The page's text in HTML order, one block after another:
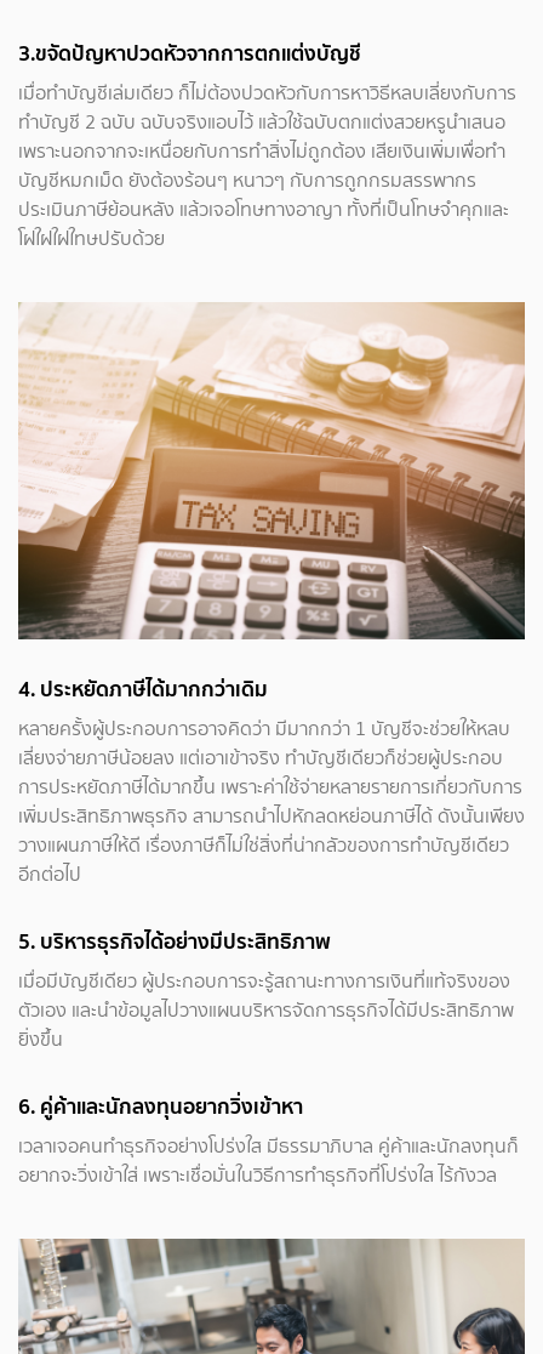
3.ขจัดปัญหาปวดหัวจากการตกแต่งบัญชี
เมื่อทำบัญชีเล่มเดียว ก็ไม่ต้องปวดหัวกับการหาวิธีหลบเลี่ยงกับการ
ทำบัญชี 2 ฉบับ ฉบับจริงแอบไว้ แล้วใช้ฉบับตกแต่งสวยหรูนำเสนอ
เพราะนอกจากจะเหนื่อยกับการทำสิ่งไม่ถูกต้อง เสียเงินเพิ่มเพื่อทำ
บัญชีหมกเม็ด ยังต้องร้อนๆ หนาวๆ กับการถูกกรมสรรพากร
ประเมินภาษีย้อนหลัง แล้วเจอโทษทางอาญา ทั้งที่เป็นโทษจำคุกและ
โฝใฝใฝใทษปรับด้วย
4. ประหยัดภาษีได้มากกว่าเดิม
หลายครั้งผู้ประกอบการอาจคิดว่า มีมากกว่า 1 บัญชีจะช่วยให้หลบ
เลี่ยงจ่ายภาษีน้อยลง แต่เอาเข้าจริง ทำบัญชีเดียวก็ช่วยผู้ประกอบ
การประหยัดภาษีได้มากขึ้น เพราะค่าใช้จ่ายหลายรายการเกี่ยวกับการ
เพิ่มประสิทธิภาพธุรกิจ สามารถนำไปหักลดหย่อนภาษีได้ ดังนั้นเพียง
วางแผนภาษีให้ดี เรื่องภาษีก็ไม่ใช่สิ่งที่น่ากลัวของการทำบัญชีเดียว
อีกต่อไป
5. บริหารธุรกิจได้อย่างมีประสิทธิภาพ
เมื่อมีบัญชีเดียว ผู้ประกอบการจะรู้สถานะทางการเงินที่แท้จริงของ
ตัวเอง และนำข้อมูลไปวางแผนบริหารจัดการธุรกิจได้มีประสิทธิภาพ
ยิ่งขึ้น
6. คู่ค้าและนักลงทุนอยากวิ่งเข้าหา
เวลาเจอคนทำธุรกิจอย่างโปร่งใส มีธรรมาภิบาล คู่ค้าและนักลงทุนก็
อยากจะวิ่งเข้าใส่ เพราะเชื่อมั่นในวิธีการทำธุรกิจที่โปร่งใส ไร้กังวล